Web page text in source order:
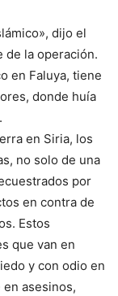
dijo el
de la operación.
en Faluya, tiene
donde huía
en Siria, los
no solo de una
por
en contra de
Estos
que van en
y con odio en
asesinos,